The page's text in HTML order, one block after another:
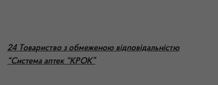
24Товариство з обмеженою відповідальністю
“Система аптек “КРОК”